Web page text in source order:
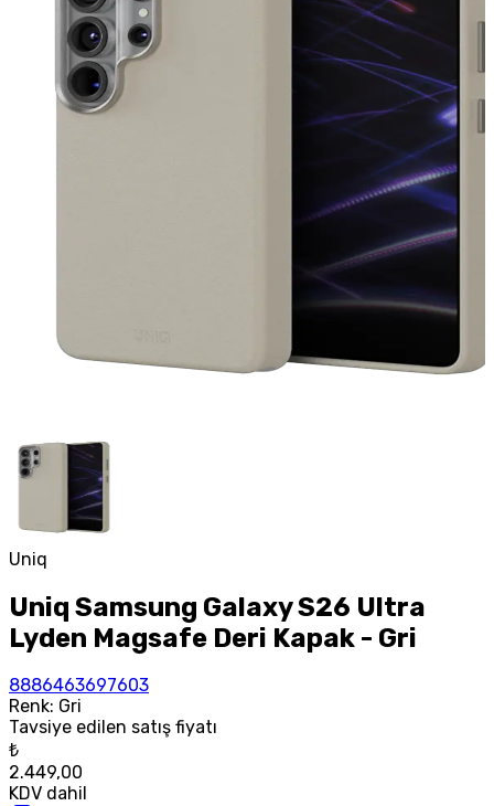
Uniq
Uniq Samsung Galaxy S26 Ultra
Lyden Magsafe Deri Kapak - Gri
8886463697603
Renk: Gri
Tavsiye edilen satış fiyatı
₺
2.449,00
KDV dahil